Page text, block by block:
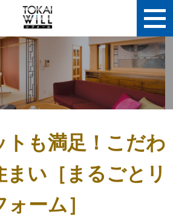
トも満足！こだわ
まい［まるごとリ
ォーム］